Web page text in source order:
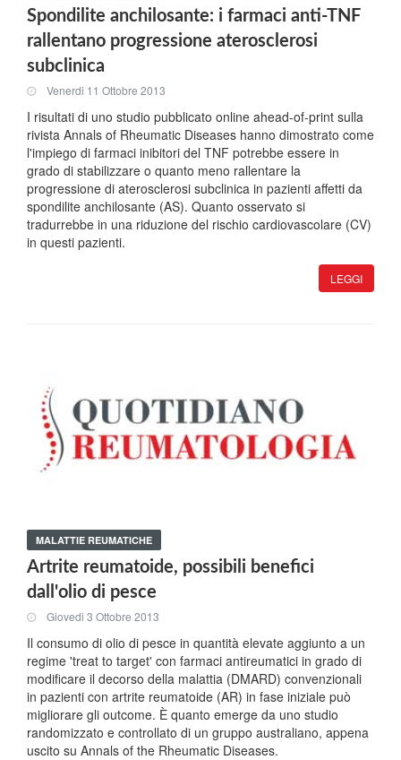
Spondilite anchilosante: i farmaci anti-TNF
rallentano progressione aterosclerosi
subclinica
Venerdi 11 Ottobre 2013
I risultati di uno studio pubblicato online ahead-of-print sulla
rivista Annals of Rheumatic Diseases hanno dimostrato come
l'impiego di farmaci inibitori del TNF potrebbe essere in
grado di stabilizzare o quanto meno rallentare la
progressione di aterosclerosi subclinica in pazienti affetti da
spondilite anchilosante (AS). Quanto osservato si
tradurrebbe in una riduzione del rischio cardiovascolare (CV)
in questi pazienti.
LEGGI
MALATTIE REUMATICHE
Artrite reumatoide, possibili benefici
dall'olio di pesce
Giovedi 3 Ottobre 2013
Il consumo di olio di pesce in quantità elevate aggiunto a un
regime 'treat to target' con farmaci antireumatici in grado di
modificare il decorso della malattia (DMARD) convenzionali
in pazienti con artrite reumatoide (AR) in fase iniziale può
migliorare gli outcome. È quanto emerge da uno studio
randomizzato e controllato di un gruppo australiano, appena
uscito su Annals of the Rheumatic Diseases.